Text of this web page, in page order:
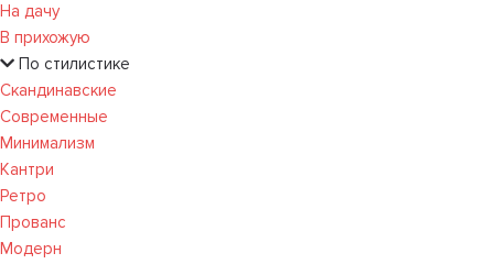
На дачу
В прихожую
По стилистике
Скандинавские
Современные
Минимализм
Кантри
Ретро
Прованс
Модерн